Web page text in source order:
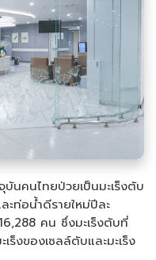
บันคนไทยป่วยเป็นมะเร็งตับ
ะท่อน้ำดีรายใหม่ปีละ
คน ซึ่งมะเร็งตับที่
งของเซลล์ตับและมะเร็ง